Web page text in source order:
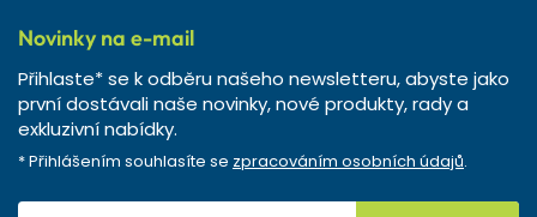
Novinky na e-mail
Přihlaste* se k odběru našeho newsletteru, abyste jako
první dostávali naše novinky, nové produkty, rady a
exkluzivní nabídky.
* Přihlášením souhlasíte se zpracováním osobních údajů.